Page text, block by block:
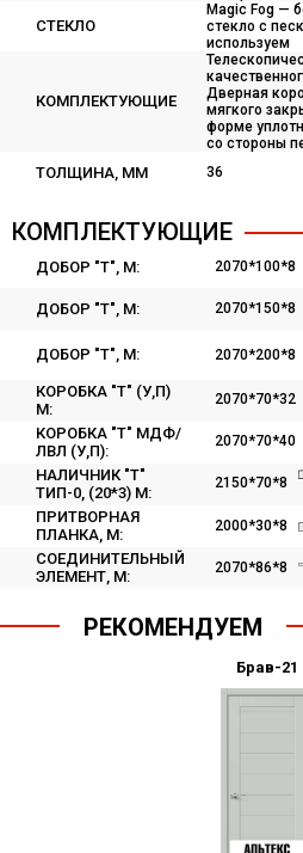
СТЕКЛО
Magic Fog —
стекло с
используем
КОМПЛЕКТУЮЩИЕ
Дверная
мягкого
форме
со стороны
ТОЛЩИНА, ММ 36
КОМПЛЕКТУЮЩИЕ
ДОБОР "Т", М: 2070*100*8
ДОБОР "Т", М: 2070*150*8
ДОБОР "Т", М: 2070*200*8
КОРОБКА "Т" (У,П)
М:
2070*70*32
КОРОБКА "Т" МДФ/
ЛВЛ (У,П):
2070*70*40
НАЛИЧНИК "Т"
ТИП-0, (20*3) М:
2150*70*8
ПРИТВОРНАЯ
ПЛАНКА, М:
2000*30*8
СОЕДИНИТЕЛЬНЫЙ
ЭЛЕМЕНТ, М:
2070*86*8
РЕКОМЕНДУЕМ
Брав-21